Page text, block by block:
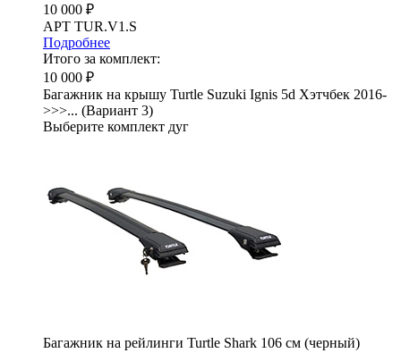
10 000 ₽
АРТ TUR.V1.S
Подробнее
Итого за комплект:
10 000 ₽
Багажник на крышу Turtle Suzuki Ignis 5d Хэтчбек 2016-
>>>... (Вариант 3)
Выберите комплект дуг
Багажник на рейлинги Turtle Shark 106 см (черный)